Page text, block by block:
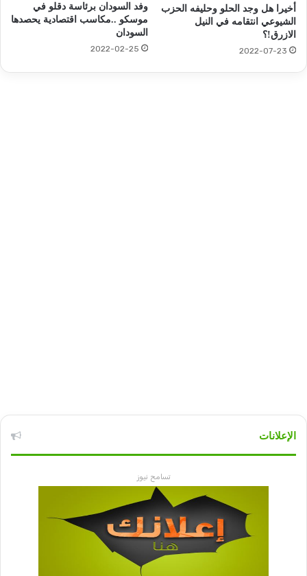
أخيرا هل وجد الحلو وحليفه الحزب
الشيوعي انتقامه في النيل
الازرق!؟
2022-07-23
وفد السودان برئاسة دقلو في
موسكو ..مكاسب اقتصادية يحصدها
السودان
2022-02-25
الإعلانات
تسامح نيوز